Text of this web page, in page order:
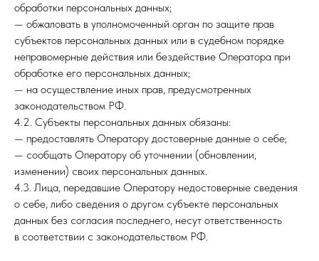
обработки персональных данных;
— обжаловать в уполномоченный орган по защите прав
субъектов персональных данных или в судебном порядке
неправомерные действия или бездействие Оператора при
обработке его персональных данных;
— на осуществление иных прав, предусмотренных
законодательством РФ.
4.2. Субъекты персональных данных обязаны:
— предоставлять Оператору достоверные данные о себе;
— сообщать Оператору об уточнении (обновлении,
изменении) своих персональных данных.
4.3. Лица, передавшие Оператору недостоверные сведения
о себе, либо сведения о другом субъекте персональных
данных без согласия последнего, несут ответственность
в соответствии с законодательством РФ.